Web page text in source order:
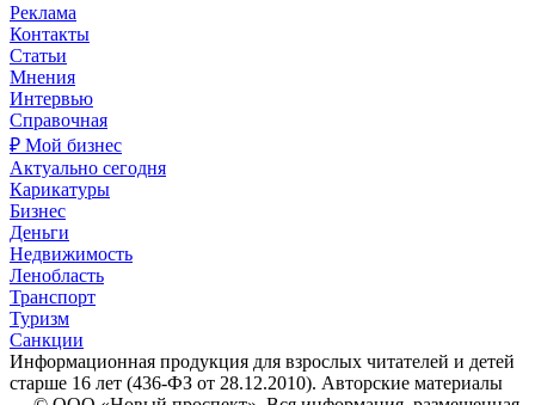
Реклама
Контакты
Статьи
Мнения
Интервью
Справочная
₽ Мой бизнес
Актуально сегодня
Карикатуры
Бизнес
Деньги
Недвижимость
Ленобласть
Транспорт
Туризм
Санкции
Информационная продукция для взрослых читателей и детей
старше 16 лет (436-ФЗ от 28.12.2010). Авторские материалы